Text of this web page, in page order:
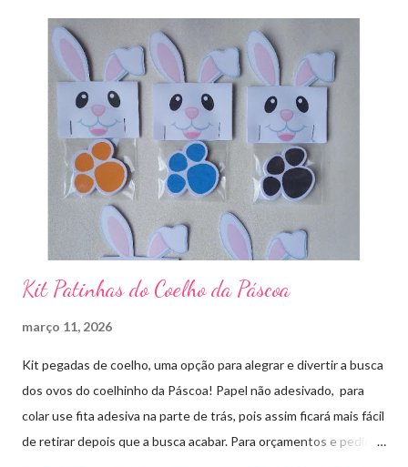
Kit Patinhas do Coelho da Páscoa
março 11, 2026
Kit pegadas de coelho, uma opção para alegrar e divertir a busca
dos ovos do coelhinho da Páscoa! Papel não adesivado, para
colar use fita adesiva na parte de trás, pois assim ficará mais fácil
de retirar depois que a busca acabar. Para orçamentos e pedidos